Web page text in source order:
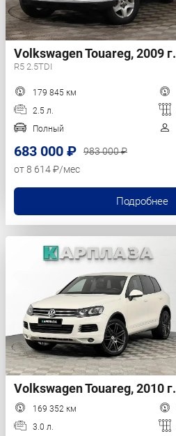
Volkswagen Touareg, 2009 г.
R5 2.5TDI
179 845 км
2.5 л.
Полный
683 000 ₽
983 000 ₽
от 8 614 ₽/мес
Подробнее
Volkswagen Touareg, 2010 г.
169 352 км
3.0 л.